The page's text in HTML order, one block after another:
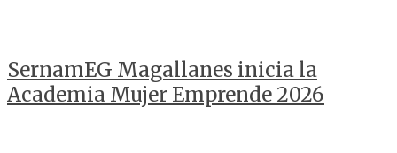
SernamEG Magallanes inicia la
Academia Mujer Emprende 2026